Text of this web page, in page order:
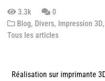
3.3k
0
Blog, Divers, Impression 3D,
Tous les articles
Réalisation sur imprimante